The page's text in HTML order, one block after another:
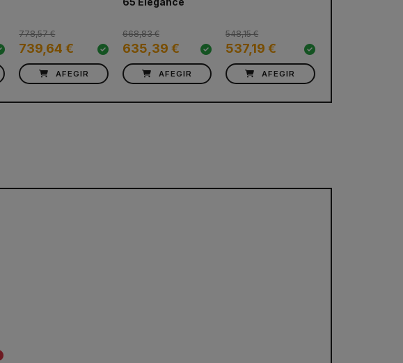
739,64 €
778,57 €
AFEGIR
635,39 €
668,83 €
AFEGIR
537,19 €
548,15 €
AFEGIR